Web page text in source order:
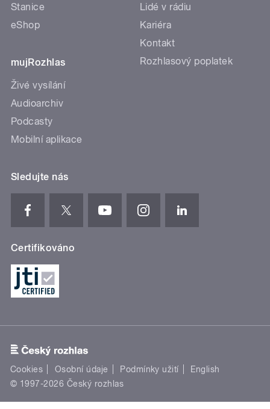
Stanice
eShop
mujRozhlas
Živé vysílání
Audioarchiv
Podcasty
Mobilní aplikace
Lidé v rádiu
Kariéra
Kontakt
Rozhlasový poplatek
Sledujte nás
Certifikováno
Cookies Osobní údaje Podmínky užití
English
© 1997-2026 Český rozhlas